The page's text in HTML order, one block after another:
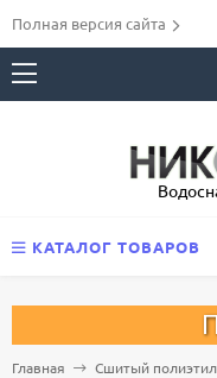
Полная версия сайта
КАТАЛОГ ТОВАРОВ
Главная Сшитый